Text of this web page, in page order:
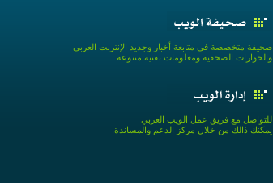
صحيفة متخصصة في متابعة أخبار وجديد الإنترنت العربي
والحوارات الصحفية ومعلومات تقنية متنوعة .
للتواصل مع فريق عمل الويب العربي
يمكنك ذالك من خلال مركز الدعم والمساندة.